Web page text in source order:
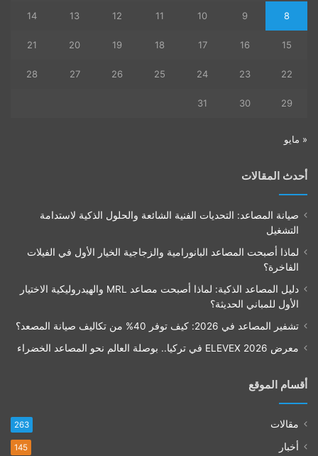
8
9
10
11
12
13
14
15
16
17
18
19
20
21
22
23
24
25
26
27
28
29
30
31
« مايو
أحدث المقالات
صيانة المصاعد: التحديات الفنية الشائعة والحلول الذكية لاستدامة
التشغيل
لماذا أصبحت المصاعد البانورامية والزجاجية الخيار الأول في الفيلات
الفاخرة؟
دليل المصاعد الذكية: لماذا أصبحت مصاعد MRL والهيدروليكية الاختيار
الأول للمباني الحديثة؟
تشفير المصاعد في 2026: كيف توفر 40% من تكاليف صيانة المصعد؟
معرض ELEVEX 2026 في تركيا.. بوصلة العالم نحو المصاعد الخضراء
أقسام الموقع
مقالات 263
أخبار 145